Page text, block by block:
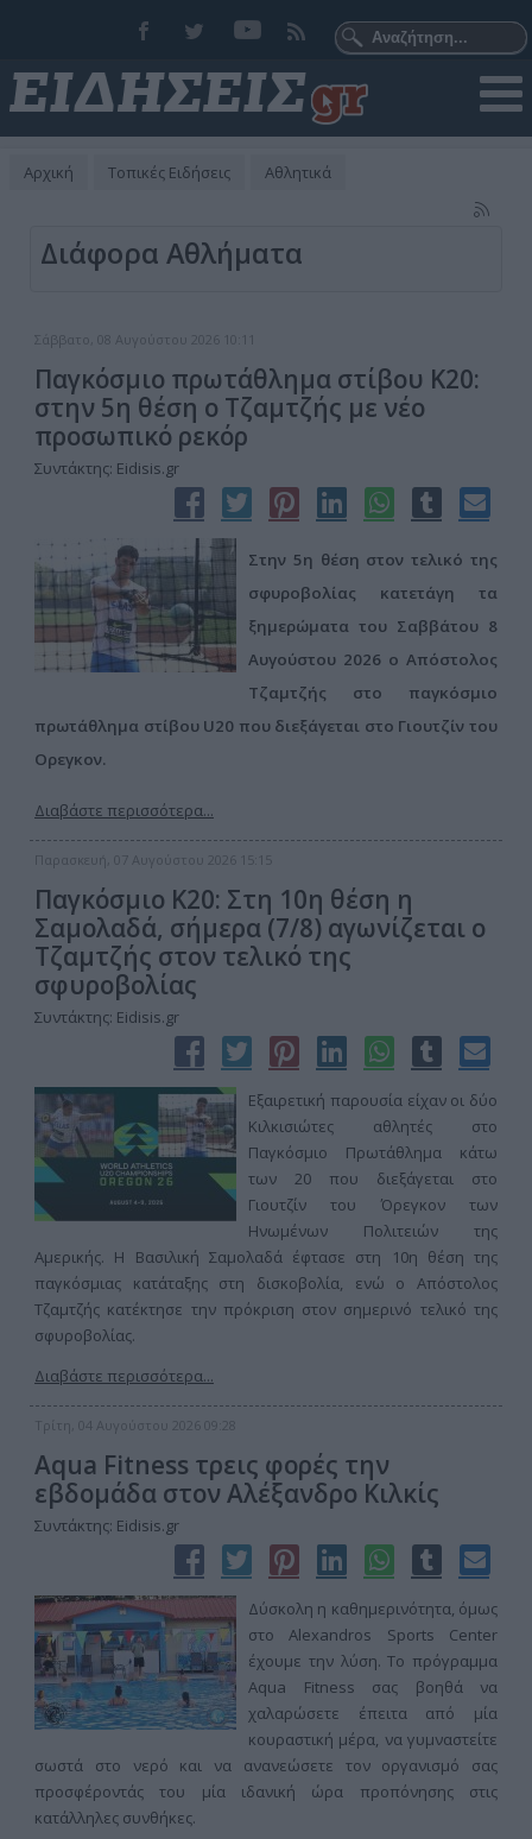
Αρχική Τοπικές Ειδήσεις Αθλητικά
Διάφορα Αθλήματα
Σάββατο, 08 Αυγούστου 2026 10:11
Παγκόσμιο πρωτάθλημα στίβου Κ20:
στην 5η θέση ο Τζαμτζής με νέο
προσωπικό ρεκόρ
Συντάκτης: Eidisis.gr
Στην 5η θέση στον τελικό της
σφυροβολίας κατετάγη τα
ξημερώματα του Σαββάτου 8
Αυγούστου 2026 ο Απόστολος
Τζαμτζής στο παγκόσμιο
πρωτάθλημα στίβου U20 που διεξάγεται στο Γιουτζίν του
Ορεγκον.
Διαβάστε περισσότερα...
Παρασκευή, 07 Αυγούστου 2026 15:15
Παγκόσμιο Κ20: Στη 10η θέση η
Σαμολαδά, σήμερα (7/8) αγωνίζεται ο
Τζαμτζής στον τελικό της
σφυροβολίας
Συντάκτης: Eidisis.gr
Εξαιρετική παρουσία είχαν οι δύο
Κιλκισιώτες αθλητές στο
Παγκόσμιο Πρωτάθλημα κάτω
των 20 που διεξάγεται στο
Γιουτζίν του Όρεγκον των
Ηνωμένων Πολιτειών της
Αμερικής. Η Βασιλική Σαμολαδά έφτασε στη 10η θέση της
παγκόσμιας κατάταξης στη δισκοβολία, ενώ ο Απόστολος
Τζαμτζής κατέκτησε την πρόκριση στον σημερινό τελικό της
σφυροβολίας.
Διαβάστε περισσότερα...
Τρίτη, 04 Αυγούστου 2026 09:28
Aqua Fitness τρεις φορές την
εβδομάδα στον Αλέξανδρο Κιλκίς
Συντάκτης: Eidisis.gr
Δύσκολη η καθημερινότητα, όμως
στο Alexandros Sports Center
έχουμε την λύση. Το πρόγραμμα
Aqua Fitness σας βοηθά να
χαλαρώσετε έπειτα από μία
κουραστική μέρα, να γυμναστείτε
σωστά στο νερό και να ανανεώσετε τον οργανισμό σας
προσφέροντάς του μία ιδανική ώρα προπόνησης στις
κατάλληλες συνθήκες.